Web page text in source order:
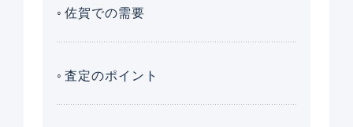
佐賀での需要
査定のポイント